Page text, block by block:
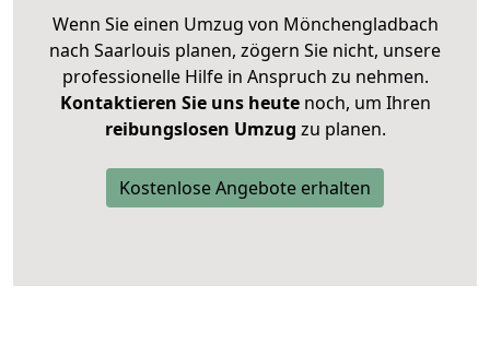
Wenn Sie einen Umzug von Mönchengladbach
nach Saarlouis planen, zögern Sie nicht, unsere
professionelle Hilfe in Anspruch zu nehmen.
Kontaktieren Sie uns heutenoch, um Ihren
reibungslosen Umzug zu planen.
Kostenlose Angebote erhalten